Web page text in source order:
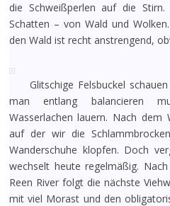
die Schweißperlen auf die
Schatten – von Wald und
den Wald ist recht anstrengend,
Glitschige Felsbuckel
man entlang balancieren
Wasserlachen lauern. Nach
auf der wir die
Wanderschuhe klopfen. Doch
wechselt heute regelmäßig.
Reen River folgt die nächste
mit viel Morast und den